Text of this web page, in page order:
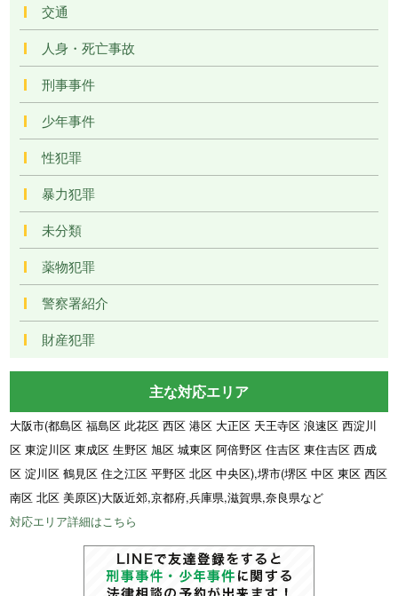
交通
人身・死亡事故
刑事事件
少年事件
性犯罪
暴力犯罪
未分類
薬物犯罪
警察署紹介
財産犯罪
主な対応エリア
大阪市(都島区 福島区 此花区 西区 港区 大正区 天王寺区 浪速区 西淀川
区 東淀川区 東成区 生野区 旭区 城東区 阿倍野区 住吉区 東住吉区 西成
区 淀川区 鶴見区 住之江区 平野区 北区 中央区),堺市(堺区 中区 東区 西区
南区 北区 美原区)大阪近郊,京都府,兵庫県,滋賀県,奈良県など
対応エリア詳細はこちら